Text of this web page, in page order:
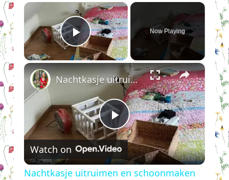
×
Play Video
Now Playing
×
Play
Video
Nachtkasje uitruimen en schoonmaken
Watch on
Nachtkasje uitruimen en schoonmaken